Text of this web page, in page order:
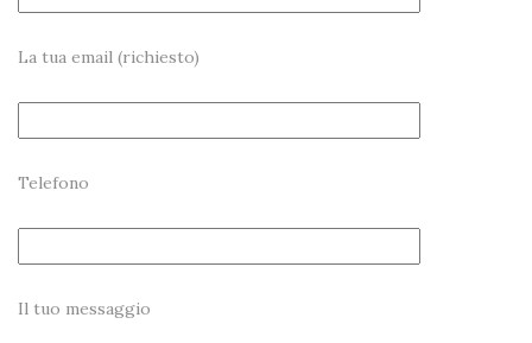
La tua email (richiesto)
Telefono
Il tuo messaggio